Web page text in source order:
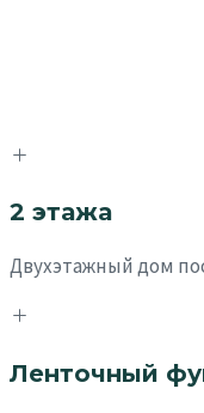
2 этажа
Двухэтажный дом
Ленточный